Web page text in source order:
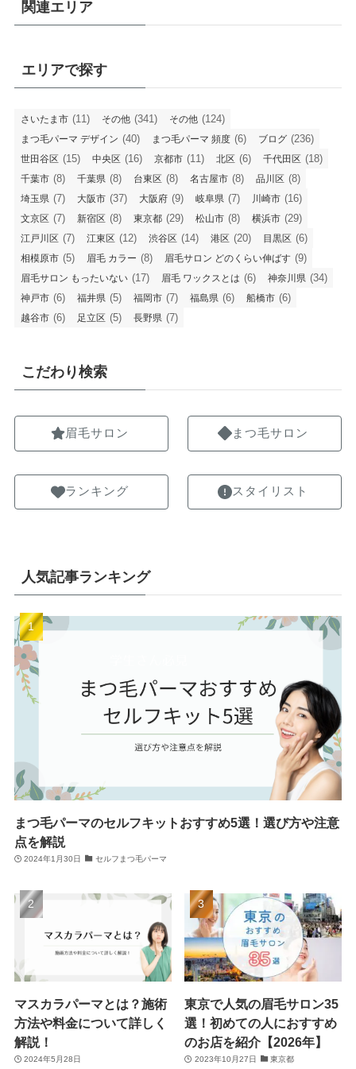
関連エリア
エリアで探す
さいたま市 (11) その他 (341) その他 (124)
まつ毛パーマ デザイン (40) まつ毛パーマ 頻度 (6) ブログ (236)
世田谷区 (15) 中央区 (16) 京都市 (11) 北区 (6) 千代田区 (18)
千葉市 (8) 千葉県 (8) 台東区 (8) 名古屋市 (8) 品川区 (8)
埼玉県 (7) 大阪市 (37) 大阪府 (9) 岐阜県 (7) 川崎市 (16)
文京区 (7) 新宿区 (8) 東京都 (29) 松山市 (8) 横浜市 (29)
江戸川区 (7) 江東区 (12) 渋谷区 (14) 港区 (20) 目黒区 (6)
相模原市 (5) 眉毛 カラー (8) 眉毛サロン どのくらい伸ばす (9)
眉毛サロン もったいない (17) 眉毛 ワックスとは (6) 神奈川県 (34)
神戸市 (6) 福井県 (5) 福岡市 (7) 福島県 (6) 船橋市 (6)
越谷市 (6) 足立区 (5) 長野県 (7)
こだわり検索
眉毛サロン
ランキング
まつ毛サロン
スタイリスト
人気記事ランキング
まつ毛パーマのセルフキットおすすめ5選！選び方や注意
点を解説
2024年1月30日 セルフまつ毛パーマ
マスカラパーマとは？施術
方法や料金について詳しく
解説！
2024年5月28日
東京で人気の眉毛サロン35
選！初めての人におすすめ
のお店を紹介【2026年】
2023年10月27日 東京都